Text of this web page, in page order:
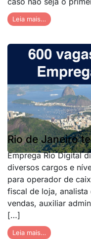
Leia mais…
Rio de Janeiro
Emprega Rio Digital
diversos cargos e
para operador de
fiscal de loja,
vendas, auxiliar
[…]
Leia mais…